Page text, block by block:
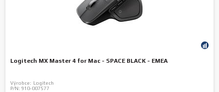
Logitech MX Master 4 for Mac - SPACE BLACK - EMEA
Výrobce: Logitech
P/N: 910-007577